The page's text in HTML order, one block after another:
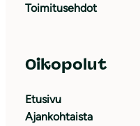
Toimitusehdot
Oikopolut
Etusivu
Ajankohtaista